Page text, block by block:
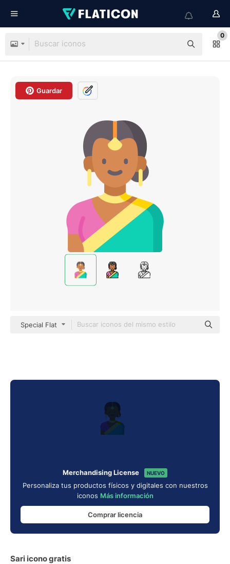
0
Guardar
Special Flat
Merchandising License NUEVO
Personaliza tus productos físicos y digitales con nuestros
iconos Más información
Comprar licencia
Sari icono gratis